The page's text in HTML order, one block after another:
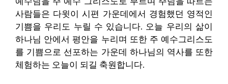
사람들은 다윗이 시편 가운데에서 경험했던 영적인
기쁨을 우리도 누릴 수 있습니다. 오늘 우리의 삶이
하나님 안에서 평안을 누리며 또한 주 예수그리스도
를 기쁨으로 선포하는 가운데 하나님의 역사를 또한
체험하는 오늘이 되길 축원합니다.